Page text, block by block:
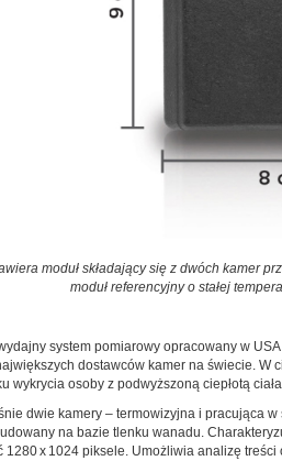
moduł składający się z dwóch kamer
moduł referencyjny o stałej
system pomiarowy opracowany w
dostawców kamer na świecie. W
wykrycia osoby z podwyższoną ciepłotą
dwie kamery – termowizyjna i pracująca
na bazie tlenku wanadu.
x 1024 piksele. Umożliwia analizę